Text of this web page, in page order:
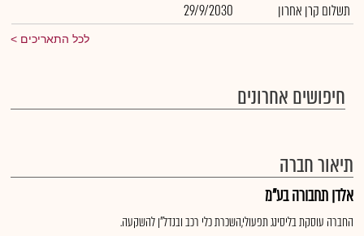
תשלום קרן אחרון
29/9/2030
לכל התאריכים
חיפושים אחרונים
תיאור חברה
אלדן תחבורה בע"מ
החברה עוסקת בליסינג תפעולי,השכרת כלי רכב ובנדל"ן להשקעה.